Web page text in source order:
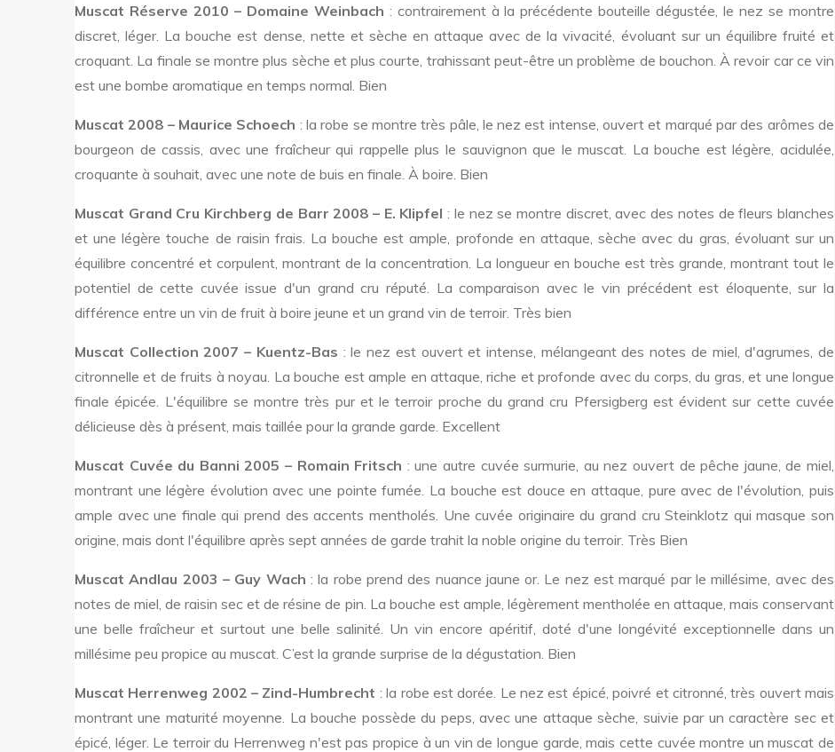
Muscat Réserve 2010 – Domaine Weinbach : contrairement à la précédente bouteille dégustée, le nez se montre
discret, léger. La bouche est dense, nette et sèche en attaque avec de la vivacité, évoluant sur un équilibre fruité et
croquant. La finale se montre plus sèche et plus courte, trahissant peut-être un problème de bouchon. À revoir car ce vin
est une bombe aromatique en temps normal. Bien
Muscat 2008 – Maurice Schoech : la robe se montre très pâle, le nez est intense, ouvert et marqué par des arômes de
bourgeon de cassis, avec une fraîcheur qui rappelle plus le sauvignon que le muscat. La bouche est légère, acidulée,
croquante à souhait, avec une note de buis en finale. À boire. Bien
Muscat Grand Cru Kirchberg de Barr 2008 – E. Klipfel : le nez se montre discret, avec des notes de fleurs blanches
et une légère touche de raisin frais. La bouche est ample, profonde en attaque, sèche avec du gras, évoluant sur un
équilibre concentré et corpulent, montrant de la concentration. La longueur en bouche est très grande, montrant tout le
potentiel de cette cuvée issue d'un grand cru réputé. La comparaison avec le vin précédent est éloquente, sur la
différence entre un vin de fruit à boire jeune et un grand vin de terroir. Très bien
Muscat Collection 2007 – Kuentz-Bas : le nez est ouvert et intense, mélangeant des notes de miel, d'agrumes, de
citronnelle et de fruits à noyau. La bouche est ample en attaque, riche et profonde avec du corps, du gras, et une longue
finale épicée. L'équilibre se montre très pur et le terroir proche du grand cru Pfersigberg est évident sur cette cuvée
délicieuse dès à présent, mais taillée pour la grande garde. Excellent
Muscat Cuvée du Banni 2005 – Romain Fritsch : une autre cuvée surmurie, au nez ouvert de pêche jaune, de miel,
montrant une légère évolution avec une pointe fumée. La bouche est douce en attaque, pure avec de l'évolution, puis
ample avec une finale qui prend des accents mentholés. Une cuvée originaire du grand cru Steinklotz qui masque son
origine, mais dont l'équilibre après sept années de garde trahit la noble origine du terroir. Très Bien
Muscat Andlau 2003 – Guy Wach : la robe prend des nuance jaune or. Le nez est marqué par le millésime, avec des
notes de miel, de raisin sec et de résine de pin. La bouche est ample, légèrement mentholée en attaque, mais conservant
une belle fraîcheur et surtout une belle salinité. Un vin encore apéritif, doté d'une longévité exceptionnelle dans un
millésime peu propice au muscat. C’est la grande surprise de la dégustation. Bien
Muscat Herrenweg 2002 – Zind-Humbrecht : la robe est dorée. Le nez est épicé, poivré et citronné, très ouvert mais
montrant une maturité moyenne. La bouche possède du peps, avec une attaque sèche, suivie par un caractère sec et
épicé, léger. Le terroir du Herrenweg n'est pas propice à un vin de longue garde, mais cette cuvée montre un muscat de